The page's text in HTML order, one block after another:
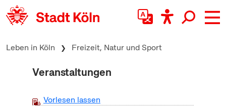
zum Inhalt springen
Leben in Köln Freizeit, Natur und Sport
Veranstaltungen
Vorlesen lassen